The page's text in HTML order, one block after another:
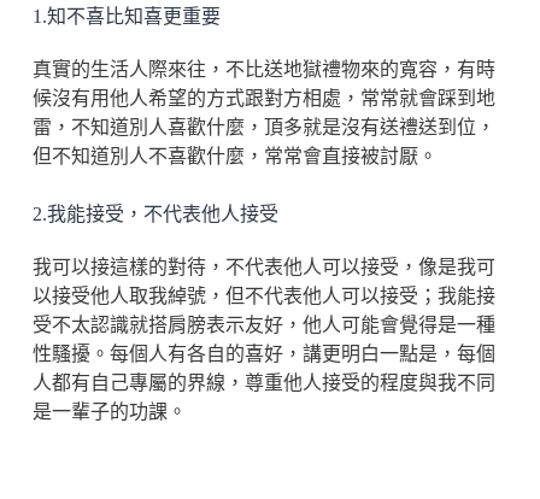
1.知不喜比知喜更重要
真實的生活人際來往，不比送地獄禮物來的寬容，有時
候沒有用他人希望的方式跟對方相處，常常就會踩到地
雷，不知道別人喜歡什麼，頂多就是沒有送禮送到位，
但不知道別人不喜歡什麼，常常會直接被討厭。
2.我能接受，不代表他人接受
我可以接這樣的對待，不代表他人可以接受，像是我可
以接受他人取我綽號，但不代表他人可以接受；我能接
受不太認識就搭肩膀表示友好，他人可能會覺得是一種
性騷擾。每個人有各自的喜好，講更明白一點是，每個
人都有自己專屬的界線，尊重他人接受的程度與我不同
是一輩子的功課。